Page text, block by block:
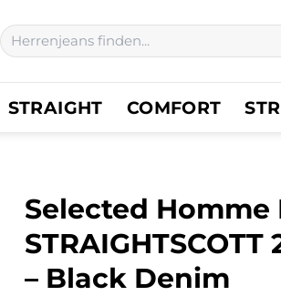
Suchen
nach:
STRAIGHT COMFORT
Selected Homme
– Black Denim